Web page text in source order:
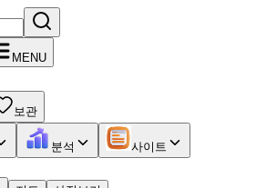
MENU
보관
분석 사이트